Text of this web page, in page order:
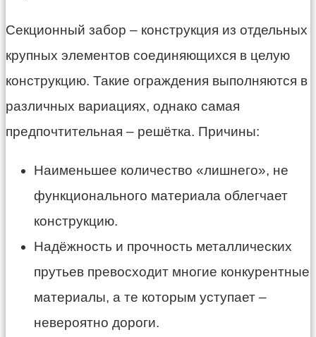
Секционный забор – конструкция из отдельных
крупных элементов соединяющихся в целую
конструкцию. Такие ограждения выполняются в
различных вариациях, однако самая
предпочтительная – решётка. Причины:
Наименьшее количество «лишнего», не
функционального материала облегчает
конструкцию.
Надёжность и прочность металлических
прутьев превосходит многие конкурентные
материалы, а те которым уступает –
невероятно дороги.